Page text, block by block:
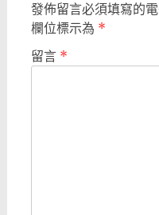
發佈留言必須填寫的
欄位標示為 *
留言 *